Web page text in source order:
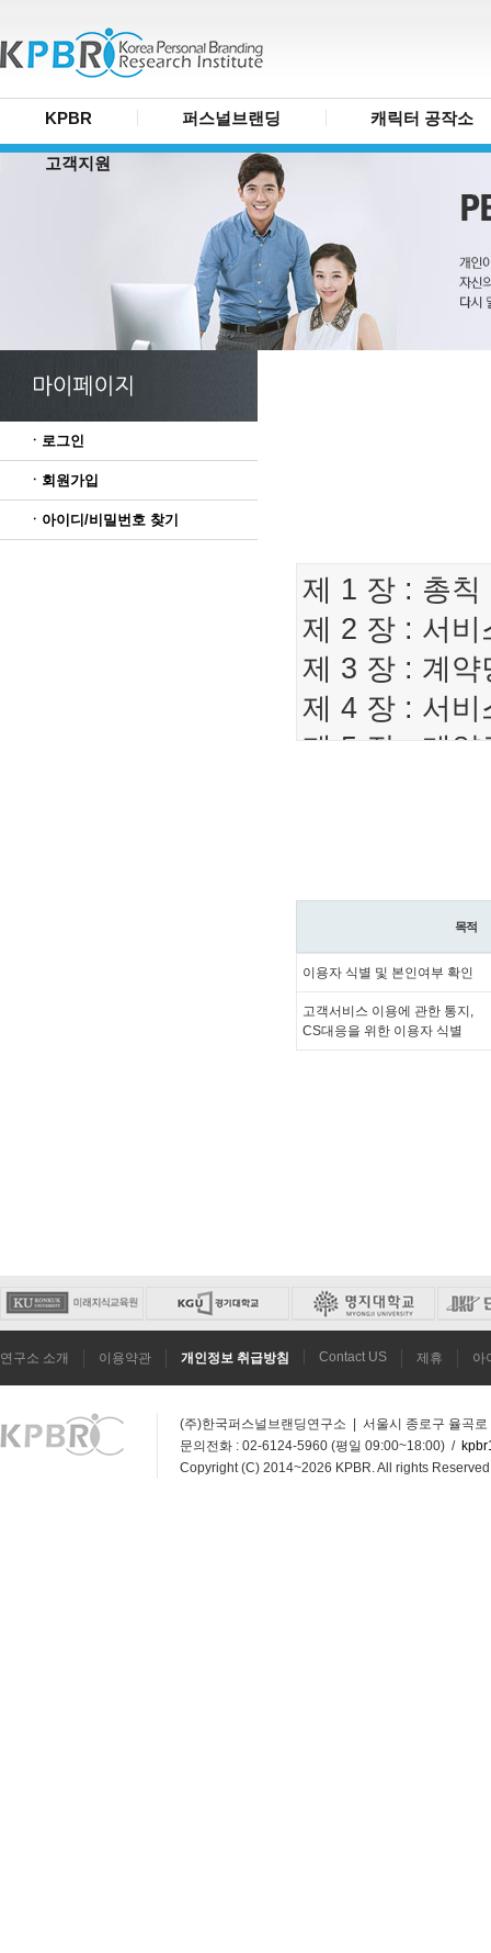
KPBR 퍼스널브랜딩 캐릭터 공작소
고객지원
ㆍ로그인
ㆍ회원가입
ㆍ아이디/비밀번호 찾기
목적
이용자 식별 및 본인여부 확인
고객서비스 이용에 관한 통지,
CS대응을 위한 이용자 식별
연구소 소개 이용약관 개인정보 취급방침 Contact US 제휴 아
(주)한국퍼스널브랜딩연구소 | 서울시 종로구 율곡
문의전화 : 02-6124-5960 (평일 09:00~18:00) /
Copyright (C) 2014~2026 KPBR. All rights